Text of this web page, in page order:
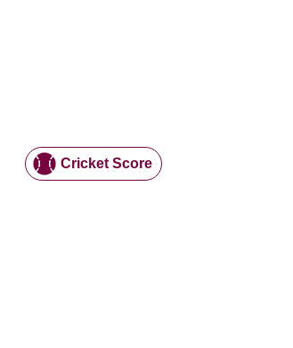
Cricket Score